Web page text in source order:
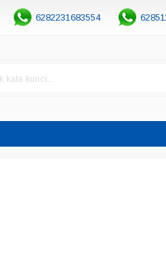
6282231683554